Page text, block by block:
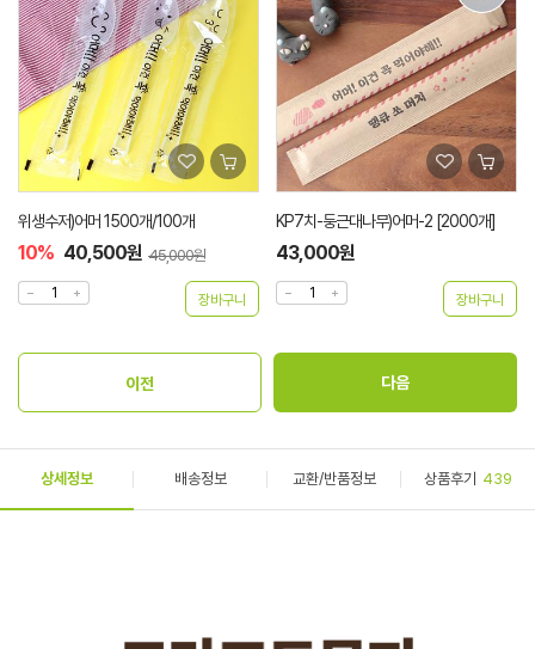
위생수저)어머 1500개/100개
10% 40,500원 45,000원
KP7치-둥근대나무)어머-2 [2000개]
43,000원
상세정보 배송정보 교환/반품정보 상품후기 439